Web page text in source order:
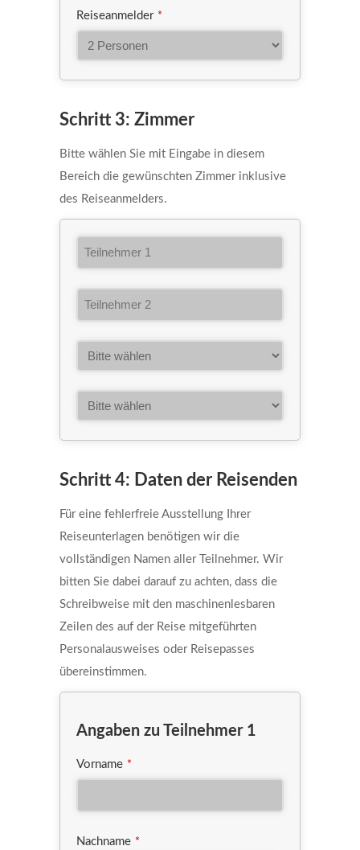
Reiseanmelder *
Schritt 3: Zimmer
Bitte wählen Sie mit Eingabe in diesem
Bereich die gewünschten Zimmer inklusive
des Reiseanmelders.
Schritt 4: Daten der Reisenden
Für eine fehlerfreie Ausstellung Ihrer
Reiseunterlagen benötigen wir die
vollständigen Namen aller Teilnehmer. Wir
bitten Sie dabei darauf zu achten, dass die
Schreibweise mit den maschinenlesbaren
Zeilen des auf der Reise mitgeführten
Personalausweises oder Reisepasses
übereinstimmen.
Angaben zu Teilnehmer 1
Vorname *
Nachname *